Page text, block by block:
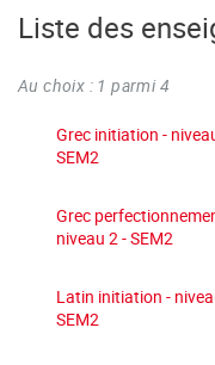
Liste des
Au choix : 1 parmi 4
Grec initiation -
SEM2
Grec
niveau 2 - SEM2
Latin initiation -
SEM2